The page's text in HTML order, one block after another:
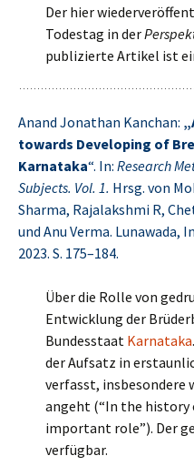
Der hier
Todestag in der
publizierte Artikel ist
Anand Jonathan Kanchan:
towards Developing of
Karnataka“. In: Research
Subjects. Vol. 1. Hrsg. von
Sharma, Rajalakshmi R,
und Anu Verma. Lunawada,
2023. S. 175–184.
Über die Rolle von
Entwicklung der
Bundesstaat Karnataka
der Aufsatz in
verfasst, insbesondere
angeht (“In the history
important role”). Der
verfügbar.